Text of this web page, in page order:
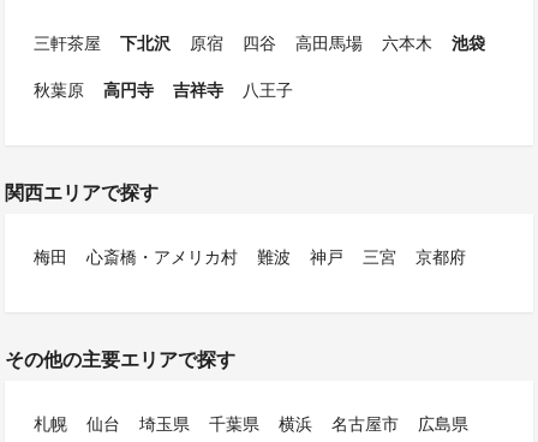
三軒茶屋 下北沢 原宿 四谷 高田馬場 六本木
池袋
秋葉原
高円寺 吉祥寺 八王子
関西エリアで探す
梅田 心斎橋・アメリカ村 難波 神戸 三宮 京都府
その他の主要エリアで探す
札幌 仙台 埼玉県 千葉県 横浜 名古屋市
広島県